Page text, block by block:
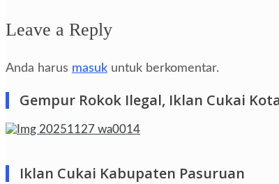
Leave a Reply
Anda harus masuk untuk berkomentar.
Gempur Rokok Ilegal, Iklan Cukai
Iklan Cukai Kabupaten Pasuruan